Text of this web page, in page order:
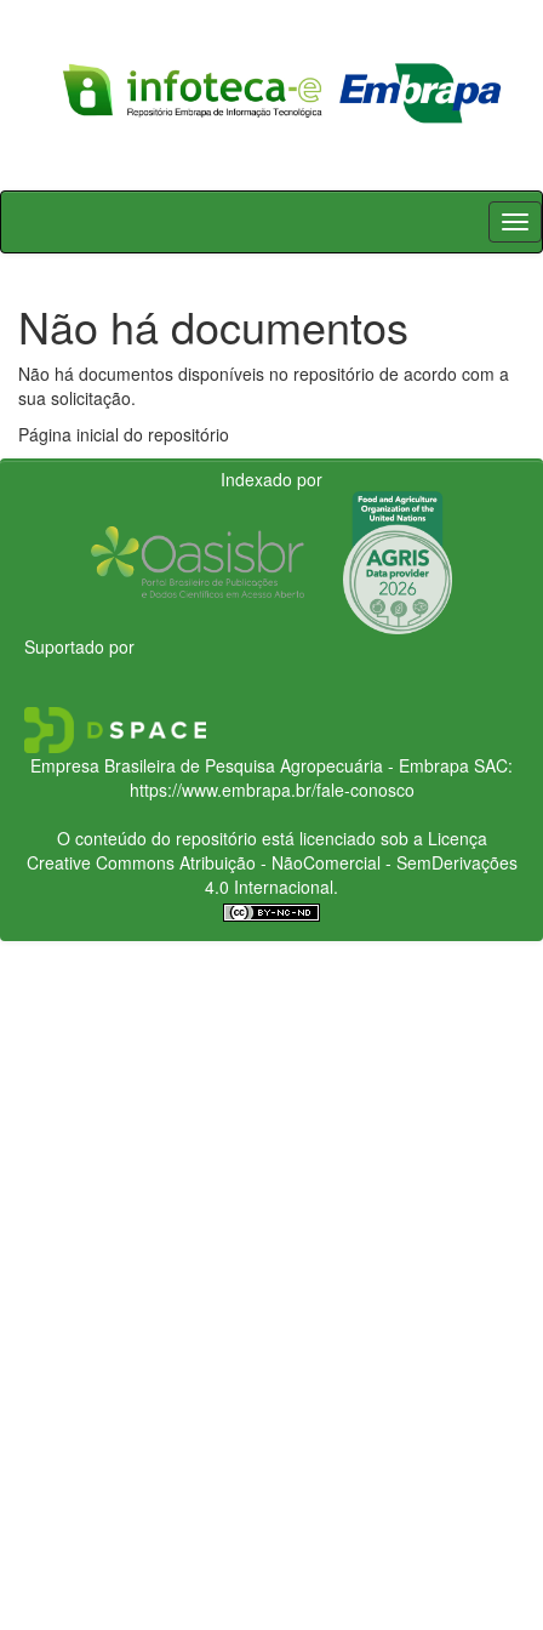
Skip
Não há documentos
Não há documentos disponíveis no repositório de acordo com a
sua solicitação.
Página inicial do repositório
Indexado por
Suportado por
Empresa Brasileira de Pesquisa Agropecuária - Embrapa SAC:
https://www.embrapa.br/fale-conosco
O conteúdo do repositório está licenciado sob a Licença
Creative CommonsAtribuição - NãoComercial - SemDerivações
4.0 Internacional.